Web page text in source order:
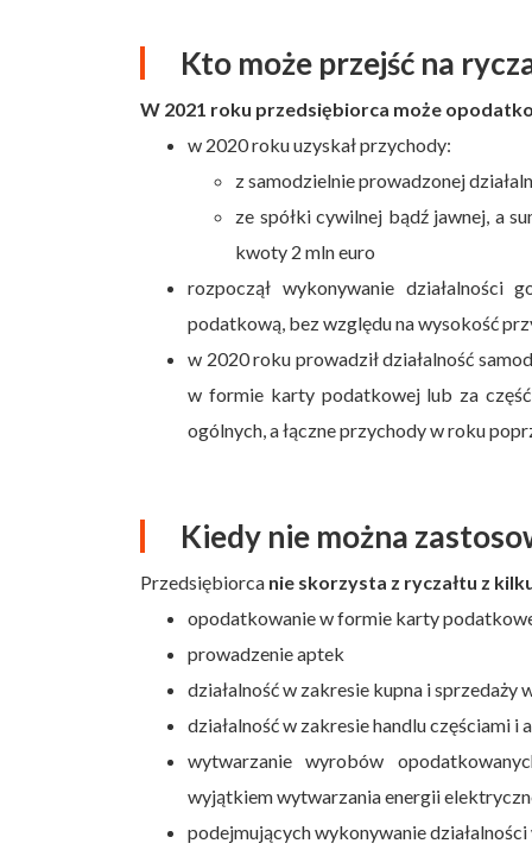
Kto może przejść na
W 2021 roku przedsiębiorca może
w 2020 roku uzyskał przychody:
z samodzielnie prowadzonej
ze spółki cywilnej bądź jawnej, a
kwoty 2 mln euro
rozpoczął wykonywanie
podatkową, bez względu na wysokość
w 2020 roku prowadził działalność
w formie karty podatkowej lub za
ogólnych, a łączne przychody w roku
Kiedy nie można
Przedsiębiorca nie skorzysta z ryczałtu z
opodatkowanie w formie karty
prowadzenie aptek
działalność w zakresie kupna i
działalność w zakresie handlu częściami
wytwarzanie wyrobów
wyjątkiem wytwarzania energii
podejmujących wykonywanie